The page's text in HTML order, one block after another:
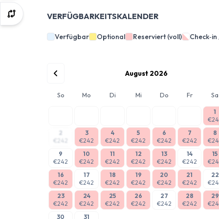
VERFÜGBARKEITSKALENDER
Verfügbar Optional Reserviert (voll)
August 2026
So Mo Di Mi Do Fr Sa
1
2
€242
3
€242
4
€242
5
€242
6
€242
7
€242
8
9
€242
10
€242
11
€242
12
€242
13
€242
14
€242
15
16
€242
17
€242
18
€242
19
€242
20
€242
21
€242
22
23
€242
24
€242
25
€242
26
€242
27
€242
28
€242
29
30
31